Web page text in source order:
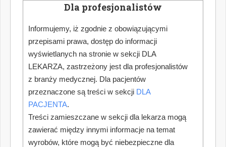
Dla profesjonalistów
Informujemy, iż zgodnie z obowiązującymi
przepisami prawa, dostęp do informacji
wyświetlanych na stronie w sekcji DLA
LEKARZA, zastrzeżony jest dla profesjonalistów
z branży medycznej. Dla pacjentów
przeznaczone są treści w sekcji DLA
PACJENTA.
Treści zamieszczane w sekcji dla lekarza mogą
zawierać między innymi informacje na temat
wyrobów, które mogą być niebezpieczne dla